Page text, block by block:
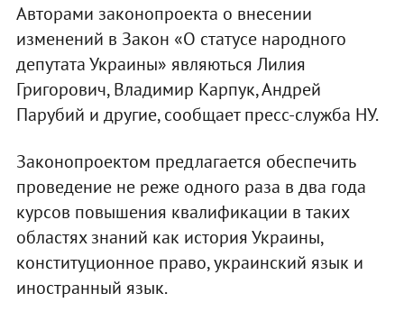
Авторами законопроекта о внесении
изменений в Закон «О статусе народного
депутата Украины» являються Лилия
Григорович, Владимир Карпук, Андрей
Парубий и другие, сообщает пресс-служба НУ.
Законопроектом предлагается обеспечить
проведение не реже одного раза в два года
курсов повышения квалификации в таких
областях знаний как история Украины,
конституционное право, украинский язык и
иностранный язык.